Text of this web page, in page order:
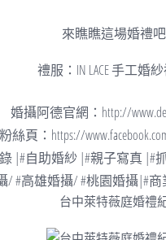
來瞧瞧這場婚禮吧
禮服： IN LACE 手工婚
婚攝阿德官網：http://
粉絲頁：https://
|#自助婚紗 |#親子寫真 |#
/ #高雄婚攝/ #桃園婚攝|#